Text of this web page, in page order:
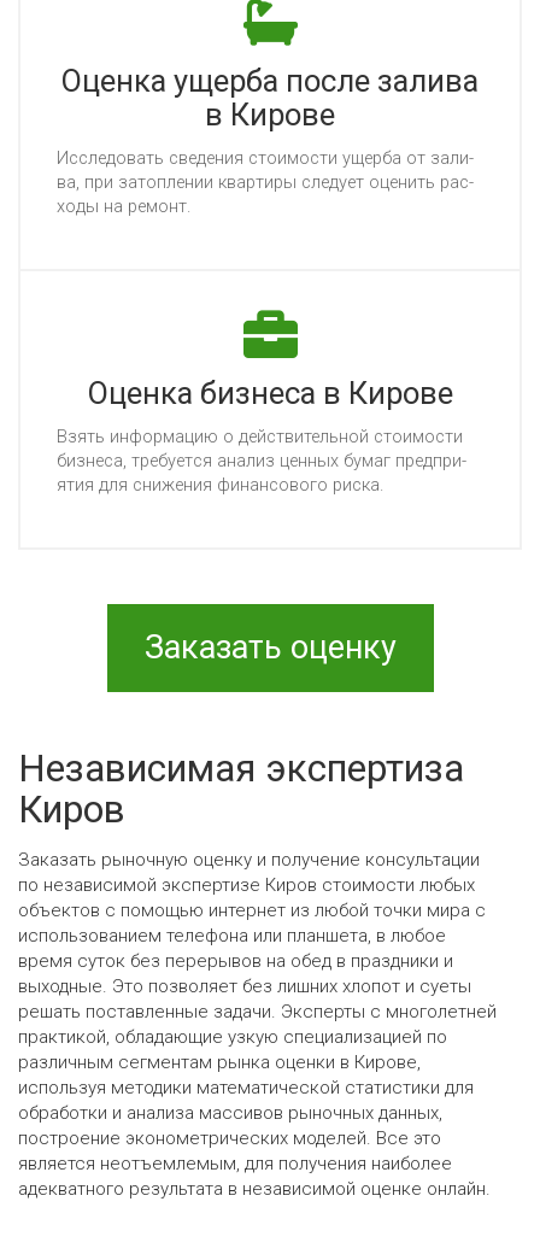
Оценка ущерба после залива
в Кирове
Ис­сле­до­вать све­де­ния сто­имос­ти ущер­ба от за­ли­
ва, при за­топ­ле­нии квар­ти­ры сле­ду­ет оце­нить рас­
хо­ды на ре­монт.
Оценка бизнеса в Кирове
Взять ин­фор­ма­цию о дей­стви­тель­ной сто­имос­ти
биз­не­са, тре­бу­ет­ся ана­лиз цен­ных бу­маг пред­при­
ятия для сни­же­ния фи­нан­со­во­го рис­ка.
Заказать оценку
Независимая экспертиза
Киров
Заказать рыночную оценку и получение консультации
по независимой экспертизе Киров стоимости любых
объектов с помощью интернет из любой точки мира с
использованием телефона или планшета, в любое
время суток без перерывов на обед в праздники и
выходные. Это позволяет без лишних хлопот и суеты
решать поставленные задачи. Эксперты с многолетней
практикой, обладающие узкую специализацией по
различным сегментам рынка оценки в Кирове,
используя методики математической статистики для
обработки и анализа массивов рыночных данных,
построение эконометрических моделей. Все это
является неотъемлемым, для получения наиболее
адекватного результата в независимой оценке онлайн.